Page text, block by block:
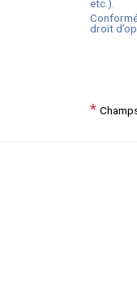
etc.).
droit
*